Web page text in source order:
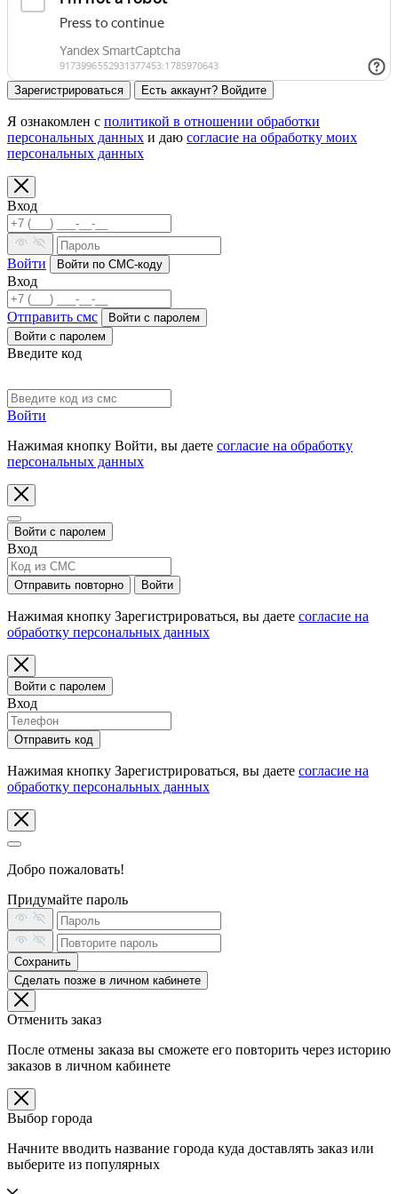
Зарегистрироваться Есть аккаунт? Войдите
Я ознакомлен с политикой в отношении обработки
персональных данных и даю согласие на обработку моих
персональных данных
Вход
Войти Войти по СМС-коду
Вход
Отправить смс
Войти c паролем
Войти с паролем
Введите код
Войти
Нажимая кнопку Войти, вы даете согласие на обработку
персональных данных
Войти с паролем
Вход
Отправить повторно Войти
Нажимая кнопку Зарегистрироваться, вы даете согласие на
обработку персональных данных
Войти с паролем
Вход
Отправить код
Нажимая кнопку Зарегистрироваться, вы даете согласие на
обработку персональных данных
Добро пожаловать!
Придумайте пароль
Сохранить
Сделать позже в личном кабинете
Отменить заказ
После отмены заказа вы сможете его повторить через историю
заказов в личном кабинете
Выбор города
Начните вводить название города куда доставлять заказ или
выберите из популярных